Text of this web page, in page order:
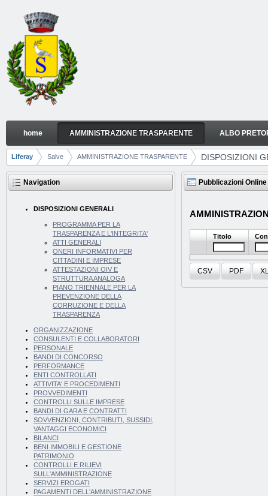
Skip to Content
DISPOSIZIONI GENERALI
Navigation
home AMMINISTRAZIONE TRASPARENTE ALBO
Breadcrumbs
Liferay Salve AMMINISTRAZIONE TRASPARENTE DISPOSIZIONI
Navigation
DISPOSIZIONI GENERALI
PROGRAMMA PER LA
TRASPARENZA E L'INTEGRITA'
ATTI GENERALI
ONERI INFORMATIVI PER
CITTADINI E IMPRESE
ATTESTAZIONI OIV E
STRUTTURA ANALOGA
PIANO TRIENNALE PER LA
PREVENZIONE DELLA
CORRUZIONE E DELLA
TRASPARENZA
ORGANIZZAZIONE
CONSULENTI E COLLABORATORI
PERSONALE
BANDI DI CONCORSO
PERFORMANCE
ENTI CONTROLLATI
ATTIVITA' E PROCEDIMENTI
PROVVEDIMENTI
CONTROLLI SULLE IMPRESE
BANDI DI GARA E CONTRATTI
SOVVENZIONI, CONTRIBUTI, SUSSIDI,
VANTAGGI ECONOMICI
BILANCI
BENI IMMOBILI E GESTIONE
PATRIMONIO
CONTROLLI E RILIEVI
SULL'AMMINISTRAZIONE
SERVIZI EROGATI
PAGAMENTI DELL'AMMINISTRAZIONE
Pubblicazioni Online
Titolo
CSV PDF